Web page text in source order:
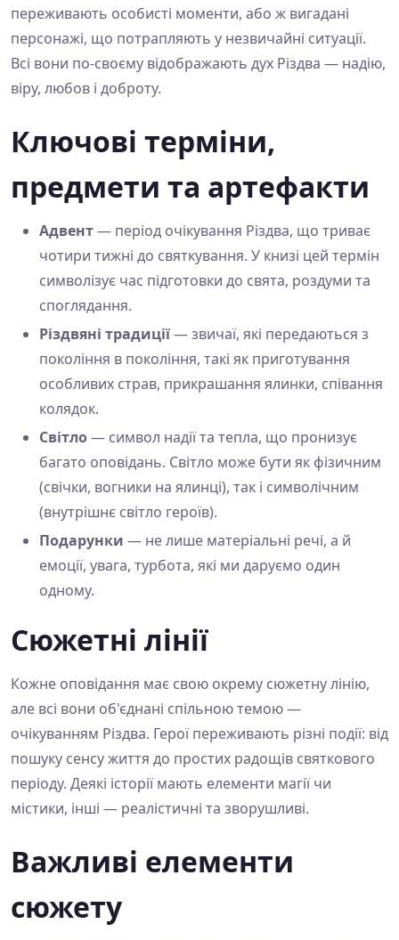
переживають особисті моменти, або ж вигадані
персонажі, що потрапляють у незвичайні ситуації.
Всі вони по-своєму відображають дух Різдва — надію,
віру, любов і доброту.
Ключові терміни,
предмети та артефакти
Адвент— період очікування Різдва, що триває
чотири тижні до святкування. У книзі цей термін
символізує час підготовки до свята, роздуми та
споглядання.
Різдвяні традиції— звичаї, які передаються з
покоління в покоління, такі як приготування
особливих страв, прикрашання ялинки, співання
колядок.
Світло— символ надії та тепла, що пронизує
багато оповідань. Світло може бути як фізичним
(свічки, вогники на ялинці), так і символічним
(внутрішнє світло героїв).
Подарунки — не лише матеріальні речі, а й
емоції, увага, турбота, які ми даруємо один
одному.
Сюжетні лінії
Кожне оповідання має свою окрему сюжетну лінію,
але всі вони об'єднані спільною темою —
очікуванням Різдва. Герої переживають різні події: від
пошуку сенсу життя до простих радощів святкового
періоду. Деякі історії мають елементи магії чи
містики, інші — реалістичні та зворушливі.
Важливі елементи
сюжету